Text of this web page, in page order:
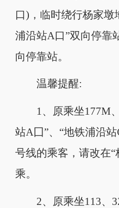
口)，临时绕行杨家墩
浦沿站A口”双向停靠
向停靠站。
温馨提醒:
1、原乘坐177M、
站A囗”、“地铁浦沿
号线的乘客，请改在“
乘。
2、原乘坐113、